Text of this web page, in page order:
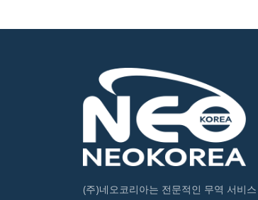
(주)네오코리아는 전문적인 무역 서비스